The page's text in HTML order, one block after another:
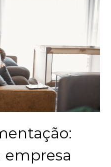
empresa